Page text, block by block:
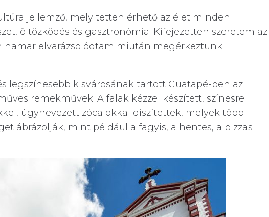
jellemző, mely tetten érhető az élet minden
öltözködés és gasztronómia. Kifejezetten szeretem az
hamar elvarázsolódtam miután megérkeztünk
legszínesebb kisvárosának tartott Guatapé-ben az
remekművek. A falak kézzel készített, színesre
úgynevezett zócalokkal díszítettek, melyek több
ábrázolják, mint például a fagyis, a hentes, a pizzas